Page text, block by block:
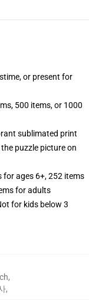
or present for
500 items, or 1000
sublimated print
puzzle picture on
for ages 6+, 252 items
for adults
for kids below 3
,
,